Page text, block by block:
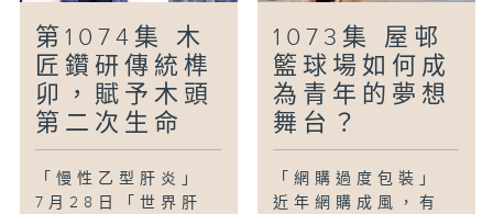
第1074集 木
匠鑽研傳統榫
卯，賦予木頭
第二次生命
「慢性乙型肝炎」
7月28日「世界肝
1073集 屋邨
籃球場如何成
為青年的夢想
舞台？
「網購過度包裝」
近年網購成風，有